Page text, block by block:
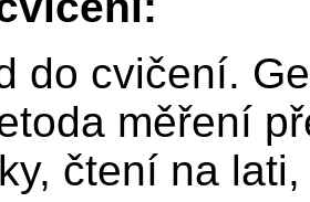
do cvičení.
měření
čtení na